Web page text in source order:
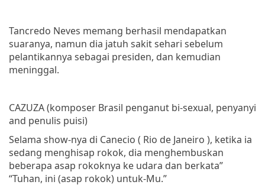
Tancredo Neves memang berhasil mendapatkan
suaranya, namun dia jatuh sakitsehari sebelum
pelantikannya sebagai presiden, dan kemudian
meninggal.
CAZUZA(komposer Brasil penganut bi-sexual, penyanyi
and penulis puisi)
Selama show-nya di Canecio ( Rio de Janeiro ), ketika ia
sedang menghisap rokok, dia menghembuskan
beberapa asap rokoknya ke udara dan berkata”
“Tuhan, ini (asap rokok) untuk-Mu.”